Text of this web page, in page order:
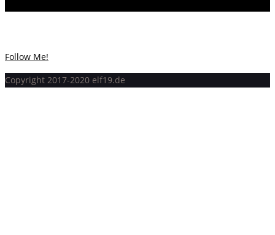
Follow Me!
Copyright 2017-2020 elf19.de